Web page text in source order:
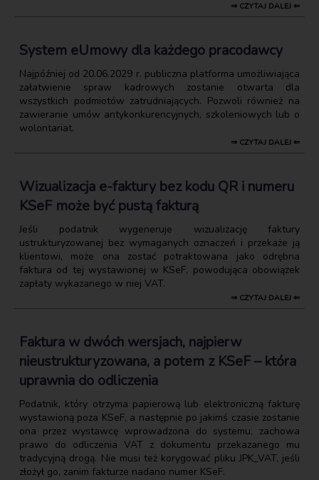
⇒ CZYTAJ DALEJ ⇐
System eUmowy dla każdego pracodawcy
Najpóźniej od 20.06.2029 r. publiczna platforma umożliwiająca
załatwienie spraw kadrowych zostanie otwarta dla
wszystkich podmiotów zatrudniających. Pozwoli również na
zawieranie umów antykonkurencyjnych, szkoleniowych lub o
wolontariat.
⇒ CZYTAJ DALEJ ⇐
Wizualizacja e-faktury bez kodu QR i numeru
KSeF może być pustą fakturą
Jeśli podatnik wygeneruje wizualizację faktury
ustrukturyzowanej bez wymaganych oznaczeń i przekaże ją
klientowi, może ona zostać potraktowana jako odrębna
faktura od tej wystawionej w KSeF, powodująca obowiązek
zapłaty wykazanego w niej VAT.
⇒ CZYTAJ DALEJ ⇐
Faktura w dwóch wersjach, najpierw
nieustrukturyzowana, a potem z KSeF – która
uprawnia do odliczenia
Podatnik, który otrzyma papierową lub elektroniczną fakturę
wystawioną poza KSeF, a następnie po jakimś czasie zostanie
ona przez wystawcę wprowadzona do systemu, zachowa
prawo do odliczenia VAT z dokumentu przekazanego mu
tradycyjną drogą. Nie musi też korygować pliku JPK_VAT, jeśli
złożył go, zanim fakturze nadano numer KSeF.